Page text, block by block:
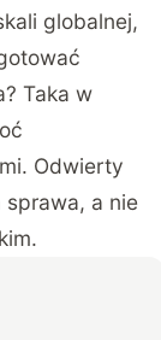
globalnej,
Taka w
Odwierty
sprawa, a nie